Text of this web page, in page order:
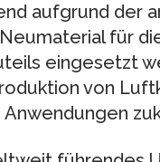
aufgrund der
für
eingesetzt
von